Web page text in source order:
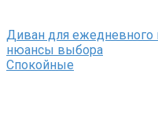
Диван для ежедневного
нюансы выбора
Спокойные